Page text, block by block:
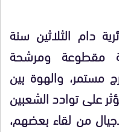
دام الثلاثين سنة
مقطوعة ومرشحة
مستمر، والهوة بين
على توادد الشعبين
من لقاء بعضهم،